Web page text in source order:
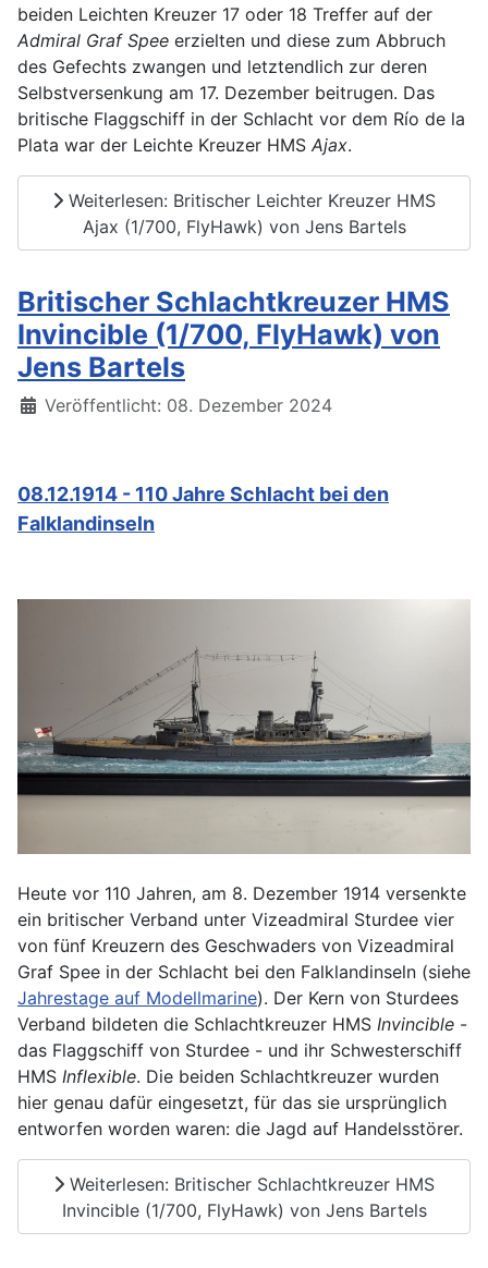
beiden Leichten Kreuzer 17 oder 18 Treffer auf der
Admiral Graf Spee erzielten und diese zum Abbruch
des Gefechts zwangen und letztendlich zur deren
Selbstversenkung am 17. Dezember beitrugen. Das
britische Flaggschiff in der Schlacht vor dem Río de la
Plata war der Leichte Kreuzer HMS Ajax.
Weiterlesen: Britischer Leichter Kreuzer HMS
Ajax (1/700, FlyHawk) von Jens Bartels
Britischer Schlachtkreuzer HMS
Invincible (1/700, FlyHawk) von
Jens Bartels
Details
Veröffentlicht: 08. Dezember 2024
08.12.1914 - 110 Jahre Schlacht bei den
Falklandinseln
Heute vor 110 Jahren, am 8. Dezember 1914 versenkte
ein britischer Verband unter Vizeadmiral Sturdee vier
von fünf Kreuzern des Geschwaders von Vizeadmiral
Graf Spee in der Schlacht bei den Falklandinseln (siehe
Jahrestage auf Modellmarine). Der Kern von Sturdees
Verband bildeten die Schlachtkreuzer HMS Invincible -
das Flaggschiff von Sturdee - und ihr Schwesterschiff
HMS Inflexible. Die beiden Schlachtkreuzer wurden
hier genau dafür eingesetzt, für das sie ursprünglich
entworfen worden waren: die Jagd auf Handelsstörer.
Weiterlesen: Britischer Schlachtkreuzer HMS
Invincible (1/700, FlyHawk) von Jens Bartels